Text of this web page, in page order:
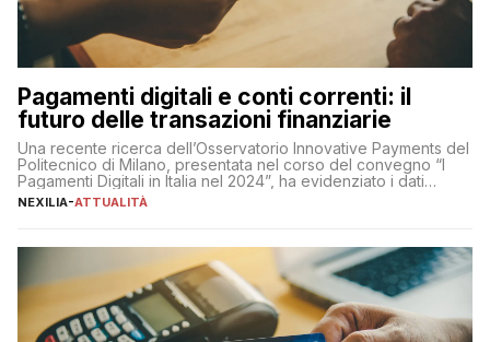
Pagamenti digitali e conti correnti: il
futuro delle transazioni finanziarie
Una recente ricerca dell’Osservatorio Innovative Payments del
Politecnico di Milano, presentata nel corso del convegno “I
Pagamenti Digitali in Italia nel 2024”, ha evidenziato i dati
definitivi del primo semestre 2024 relativamente alle
NEXILIA-ATTUALITÀ